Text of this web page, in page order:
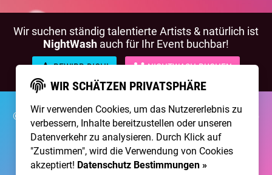
Wir suchen ständig talentierte Artists & natürlich ist
NightWash auch für Ihr Event buchbar!
BEWIRB DICH! NIGHTWASH BUCHEN
©2026 Brainpool LiveÜber UnsKontaktMembership
ImpressumDatenschutz
Erstellt mit von300 Design
grüner IT
WIR SCHÄTZEN PRIVATSPHÄRE
Wir verwenden Cookies, um das Nutzererlebnis zu
verbessern, Inhalte bereitzustellen oder unseren
Datenverkehr zu analysieren. Durch Klick auf
"Zustimmen", wird die Verwendung von Cookies
akzeptiert! Datenschutz Bestimmungen »